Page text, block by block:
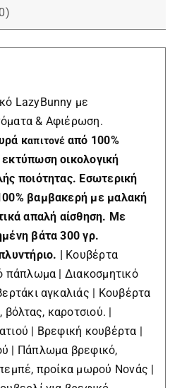
LazyBunny με
& Αφιέρωση.
καπιτονέ από 100%
οικολογική
ποιότητας. Εσωτερική
βαμβακερή με μαλακή
απαλή αίσθηση. Με
βάτα 300 γρ.
| Κουβέρτα
πάπλωμα | Διακοσμητικό
αγκαλιάς | Κουβέρτα
βόλτας, καροτσιού. |
| Βρεφική κουβέρτα |
| Πάπλωμα βρεφικό,
προίκα μωρού Νονάς |